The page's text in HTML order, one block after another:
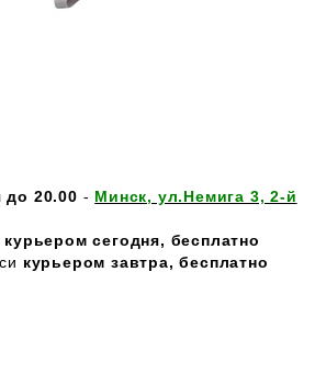
до 20.00 - Минск, ул.Немига 3, 2-й
курьером сегодня, бесплатно
курьером завтра, бесплатно